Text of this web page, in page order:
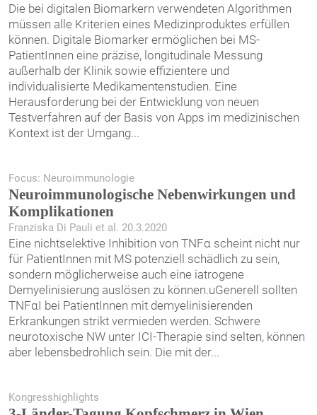
Die bei digitalen Biomarkern verwendeten Algorithmen
müssen alle Kriterien eines Medizinproduktes erfüllen
können. Digitale Biomarker ermöglichen bei MS-
PatientInnen eine präzise, longitudinale Messung
außerhalb der Klinik sowie effizientere und
individualisierte Medikamentenstudien. Eine
Herausforderung bei der Entwicklung von neuen
Testverfahren auf der Basis von Apps im medizinischen
Kontext ist der Umgang...
Focus: Neuroimmunologie
Neuroimmunologische Nebenwirkungen und
Komplikationen
Franziska Di Pauli et al. 20.3.2020
Eine nichtselektive Inhibition von TNFα scheint nicht nur
für PatientInnen mit MS potenziell schädlich zu sein,
sondern möglicherweise auch eine iatrogene
Demyelinisierung auslösen zu können.uGenerell sollten
TNFαI bei PatientInnen mit demyelinisierenden
Erkrankungen strikt vermieden werden. Schwere
neurotoxische NW unter ICI-Therapie sind selten, können
aber lebensbedrohlich sein. Die mit der...
Kongresshighlights